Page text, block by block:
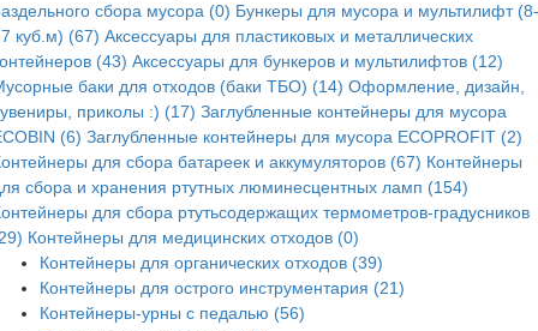
сбора мусора (0) Бункеры для мусора и мультилифт (8-
куб.м) (67) Аксессуары для пластиковых и металлических
(43) Аксессуары для бункеров и мультилифтов (12)
баки для отходов (баки ТБО) (14) Оформление, дизайн,
приколы :) (17) Заглубленные контейнеры для мусора
(6) Заглубленные контейнеры для мусора ECOPROFIT (2)
для сбора батареек и аккумуляторов (67) Контейнеры
сбора и хранения ртутных люминесцентных ламп (154)
для сбора ртутьсодержащих термометров-градусников
Контейнеры для медицинских отходов (0)
Контейнеры для органических отходов (39)
Контейнеры для острого инструментария (21)
Контейнеры-урны с педалью (56)